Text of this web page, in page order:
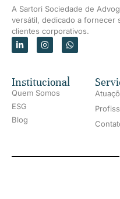
A Sartori Sociedade de
versátil, dedicado a fornecer
clientes corporativos.
Institucional
Quem Somos
ESG
Blog